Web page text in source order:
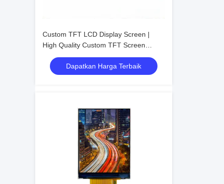
Custom TFT LCD Display Screen |
High Quality Custom TFT Screen
Manufacturer
Dapatkan Harga Terbaik